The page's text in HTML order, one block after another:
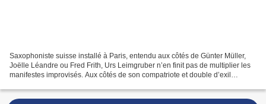
Saxophoniste suisse installé à Paris, entendu aux côtés de Günter Müller,
Joëlle Léandre ou Fred Frith, Urs Leimgruber n’en finit pas de multiplier les
manifestes improvisés. Aux côtés de son compatriote et double d’exil